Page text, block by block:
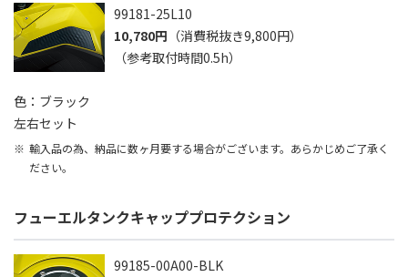
99181-25L10
10,780円 （消費税抜き9,800円）
（参考取付時間0.5h）
色：ブラック
左右セット
輸入品の為、納品に数ヶ月要する場合がございます。あらかじめご了承く
ださい。
フューエルタンクキャッププロテクション
99185-00A00-BLK